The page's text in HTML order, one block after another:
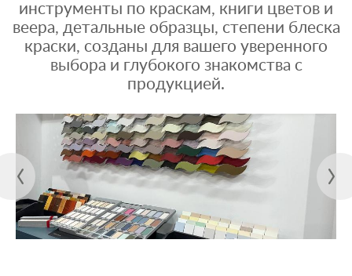
инструменты по краскам, книги цветов и
веера, детальные образцы, степени блеска
краски, созданы для вашего уверенного
выбора и глубокого знакомства с
продукцией.